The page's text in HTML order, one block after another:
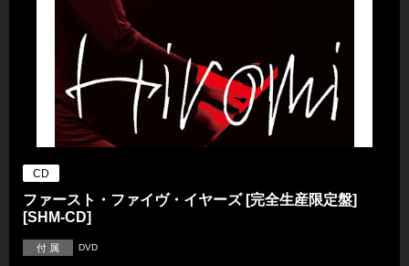
CD
ファースト・ファイヴ・イヤーズ [完全生産限定盤]
[SHM-CD]
付 属 DVD